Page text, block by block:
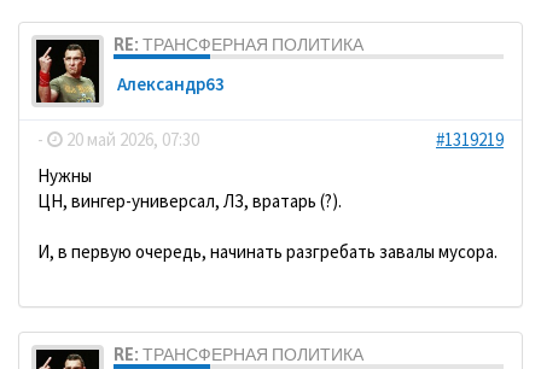
RE: ТРАНСФЕРНАЯ ПОЛИТИКА
Александр63
- 20 май 2026, 07:30
#1319219
Нужны
ЦН, вингер-универсал, ЛЗ, вратарь (?).
И, в первую очередь, начинать разгребать завалы мусора.
RE: ТРАНСФЕРНАЯ ПОЛИТИКА